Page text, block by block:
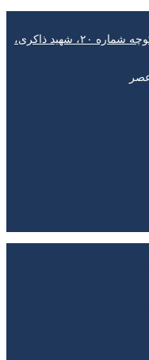
اصفهان، خیابان شیخ طوسی غربی، کوچه شماره ۲۰، شهید ذاکری،